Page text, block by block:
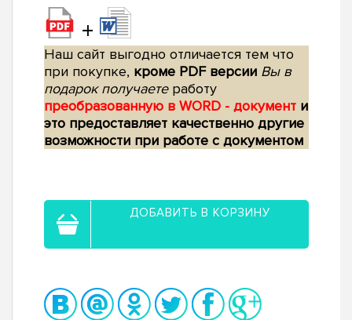
+
Наш сайт выгодно отличается тем что
при покупке, кроме PDF версии Вы в
подарок получаетеработу
преобразованную в WORD - документ и
это предоставляет качественно другие
возможности при работе с документом
ДОБАВИТЬ В КОРЗИНУ